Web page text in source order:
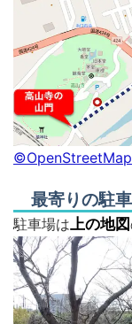
©OpenStreetMap
最寄りの駐
駐車場は上の地図